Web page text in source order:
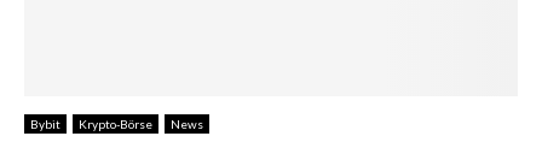
Bybit Krypto-Börse News